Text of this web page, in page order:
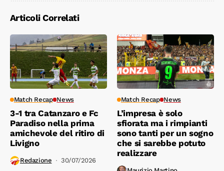
Articoli Correlati
Match Recap News
3-1 tra Catanzaro e Fc
Paradiso nella prima
amichevole del ritiro di
Livigno
Redazione 30/07/2026
Match Recap News
L’impresa è solo
sfiorata ma i rimpianti
sono tanti per un sogno
che si sarebbe potuto
realizzare